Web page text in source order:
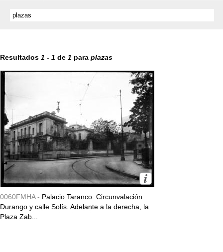
Resultados 1 - 1 de 1 para plazas
0060FMHA - Palacio Taranco. Circunvalación
Durango y calle Solís. Adelante a la derecha, la
Plaza Zab...